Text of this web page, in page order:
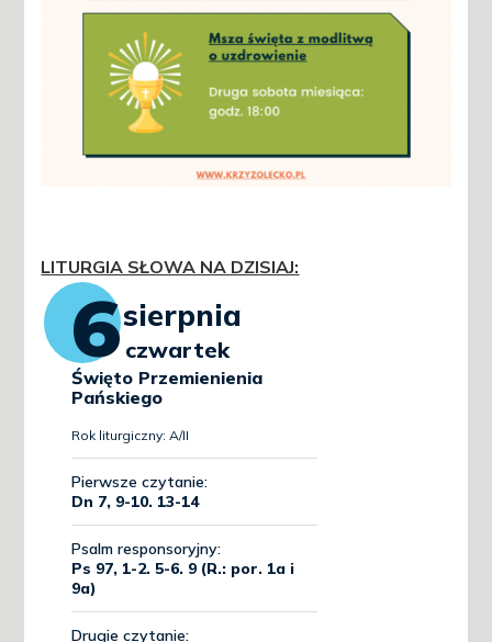
LITURGIA SŁOWA NA DZISIAJ: